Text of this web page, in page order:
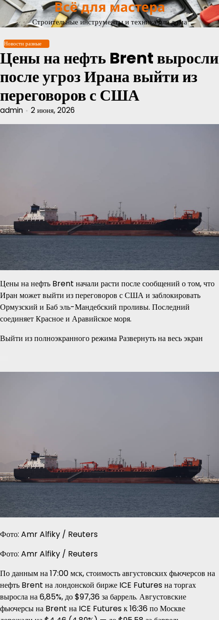
Перейти
содержимому
Всё для мастера
Строительные инструменты и техника для дома
Новости разные
Цены на нефть Brent выросли
после угроз Ирана выйти из
переговоров с США
admin 2 июня, 2026
Цены на нефть Brent начали расти после сообщений о том, что
Иран может выйти из переговоров с США и заблокировать
Ормузский и Баб эль-Мандебский проливы. Последний
соединяет Красное и Аравийское моря.
Выйти из полноэкранного режима Развернуть на весь экран
Фото: Amr Alfiky / Reuters
Фото: Amr Alfiky / Reuters
По данным на 17:00 мск, стоимость августовских фьючерсов на
нефть Brent на лондонской бирже ICE Futures на торгах
выросла на 6,85%, до $97,36 за баррель. Августовские
фьючерсы на Brent на ICE Futures к 16:36 по Москве